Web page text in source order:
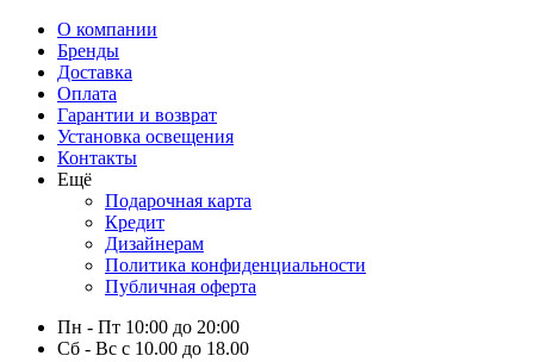
О компании
Бренды
Доставка
Оплата
Гарантии и возврат
Установка освещения
Контакты
Ещё
Подарочная карта
Кредит
Дизайнерам
Политика конфиденциальности
Публичная оферта
Пн - Пт 10:00 до 20:00
Сб - Вс с 10.00 до 18.00